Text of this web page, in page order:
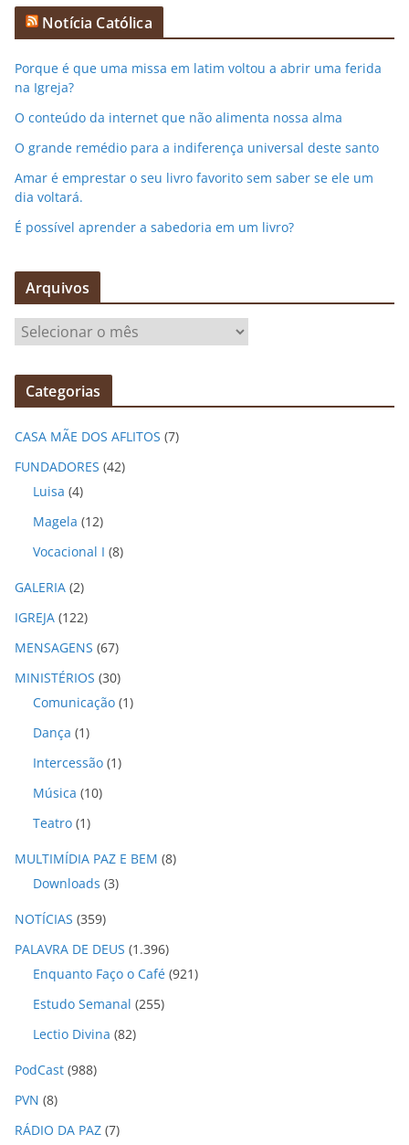
Notícia Católica
Porque é que uma missa em latim voltou a abrir uma ferida
na Igreja?
O conteúdo da internet que não alimenta nossa alma
O grande remédio para a indiferença universal deste santo
Amar é emprestar o seu livro favorito sem saber se ele um
dia voltará.
É possível aprender a sabedoria em um livro?
Arquivos
q
v
o
Categorias
CASA MÃE DOS AFLITOS (7)
FUNDADORES (42)
Luisa (4)
Magela (12)
Vocacional I (8)
GALERIA (2)
IGREJA (122)
MENSAGENS (67)
MINISTÉRIOS (30)
Comunicação (1)
Dança (1)
Intercessão (1)
Música (10)
Teatro (1)
MULTIMÍDIA PAZ E BEM (8)
Downloads (3)
NOTÍCIAS (359)
PALAVRA DE DEUS (1.396)
Enquanto Faço o Café (921)
Estudo Semanal (255)
Lectio Divina (82)
PodCast (988)
PVN (8)
RÁDIO DA PAZ (7)